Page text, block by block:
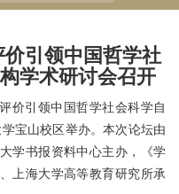
引领中国哲学社
学术研讨会召开
价引领中国哲学社会科学自
宝山校区举办。本次论坛由
学书报资料中心主办，《学
上海大学高等教育研究所承